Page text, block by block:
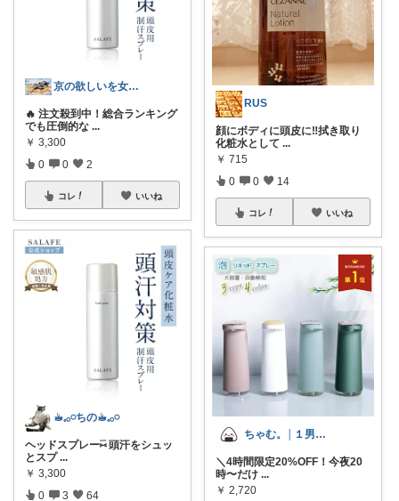
京の欲しいを女性に向けて
🔥 注文殺到中！総合ランキング
でも圧倒的な ...
￥ 3,300
0 0 2
コレ いいね
☕︎︎𓈒𓂂𓏸ちの☕︎︎𓈒𓂂𓏸
ヘッドスプレー⑅⃛ 頭汗をシュッ
とスプ ...
￥ 3,300
0 3 64
RUS
顔にボディに頭皮に‼️拭き取り
化粧水として ...
￥ 715
0 0 14
コレ いいね
ちゃむ。│１男２女＋🐶のふっくらママ
＼4時間限定20%OFF！今夜20
時〜だけ ...
￥ 2,720